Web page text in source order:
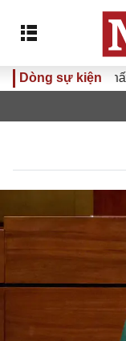
Dòng sự kiện
hội khóa XVI